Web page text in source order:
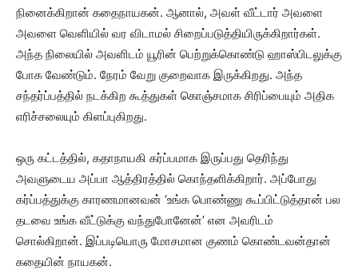
நினைக்கிறான் கதைநாயகன். ஆனால், அவள் வீட்டார் அவளை
அவளை வெளியில் வர விடாமல் சிறைப்படுத்தியிருக்கிறார்கள்.
அந்த நிலையில் அவளிடம் யூரின் பெற்றுக்கொண்டு ஹாஸ்பிடலுக்கு
போக வேண்டும். நேரம் வேறு குறைவாக இருக்கிறது. அந்த
சந்தர்ப்பத்தில் நடக்கிற கூத்துகள் கொஞ்சமாக சிரிப்பையும் அதிக
எரிச்சலையும் கிளப்புகிறது.
ஒரு கட்டத்தில், கதாநாயகி கர்ப்பமாக இருப்பது தெரிந்து
அவளுடைய அப்பா ஆத்திரத்தில் கொந்தளிக்கிறார். அப்போது
கர்ப்பத்துக்கு காரணமானவன் ‘உங்க பொண்ணு கூப்பிட்டுத்தான் பல
தடவை உங்க வீட்டுக்கு வந்துபோனேன்’ என அவரிடம்
சொல்கிறான். இப்படியொரு மோசமான குணம் கொண்டவன்தான்
கதையின் நாயகன்.